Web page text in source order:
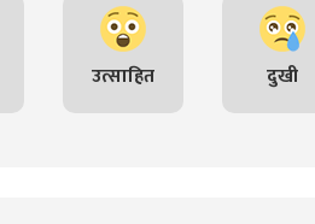
उत्साहित दुखी